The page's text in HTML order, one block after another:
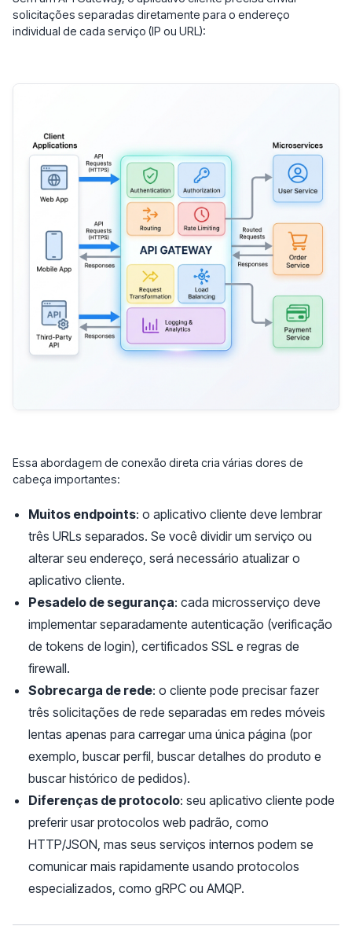
solicitações separadas diretamente para o endereço
individual de cada serviço (IP ou URL):
Essa abordagem de conexão direta cria várias dores de
cabeça importantes:
Muitos endpoints: o aplicativo cliente deve lembrar
três URLs separados. Se você dividir um serviço ou
alterar seu endereço, será necessário atualizar o
aplicativo cliente.
Pesadelo de segurança: cada microsserviço deve
implementar separadamente autenticação (verificação
de tokens de login), certificados SSL e regras de
firewall.
Sobrecarga de rede: o cliente pode precisar fazer
três solicitações de rede separadas em redes móveis
lentas apenas para carregar uma única página (por
exemplo, buscar perfil, buscar detalhes do produto e
buscar histórico de pedidos).
Diferenças de protocolo: seu aplicativo cliente pode
preferir usar protocolos web padrão, como
HTTP/JSON, mas seus serviços internos podem se
comunicar mais rapidamente usando protocolos
especializados, como gRPC ou AMQP.